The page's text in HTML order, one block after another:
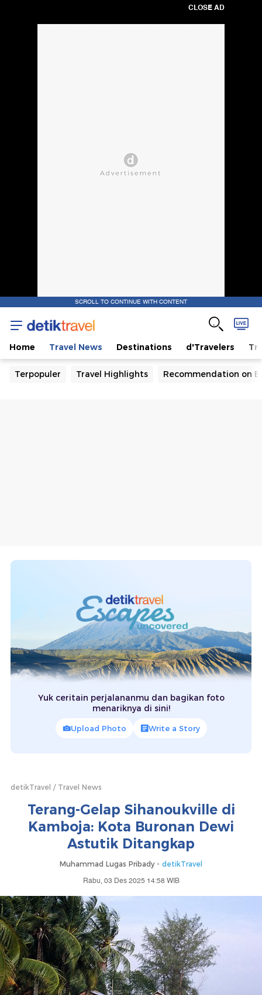
CLOSE AD
SCROLL TO CONTINUE WITH CONTENT
Home Travel News Destinations d'Travelers
Terpopuler Travel Highlights Recommendation on
Yuk ceritain perjalananmu dan bagikan foto
menariknya di sini!
Upload Photo Write a Story
detikTravel Travel News
Terang-Gelap Sihanoukville di
Kamboja: Kota Buronan Dewi
Astutik Ditangkap
Muhammad Lugas Pribady - detikTravel
Rabu, 03 Des 2025 14:58 WIB